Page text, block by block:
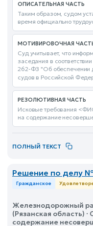
ОПИСАТЕЛЬНАЯ ЧАСТЬ
Таким образом, судом
время официально
МОТИВИРОВОЧНАЯ
Суд учитывает, что
заседания в
262-ФЗ "Об обеспечении
судов в Российской
РЕЗОЛЮТИВНАЯ ЧАСТЬ
Исковые требования
на содержание
ПОЛНЫЙ ТЕКСТ
Решение по делу
Гражданское
Железнодорожный
(Рязанская область)
содержание